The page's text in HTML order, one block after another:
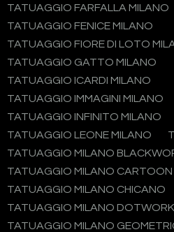
TATUAGGIO FARFALLA MILANO
TATUAGGIO FENICE MILANO
TATUAGGIO FIORE DI LOTO
TATUAGGIO GATTO MILANO
TATUAGGIO ICARDI MILANO
TATUAGGIO IMMAGINI MILANO
TATUAGGIO INFINITO MILANO
TATUAGGIO LEONE MILANO
TATUAGGIO MILANO
TATUAGGIO MILANO CARTOON
TATUAGGIO MILANO CHICANO
TATUAGGIO MILANO DOTWORK
TATUAGGIO MILANO